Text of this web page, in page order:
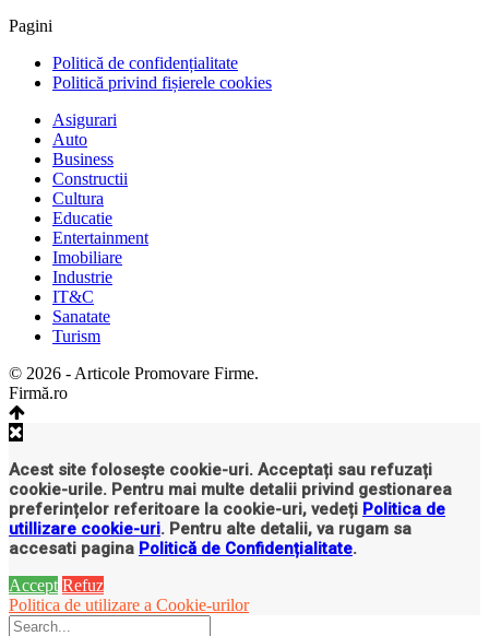
Pagini
Politică de confidențialitate
Politică privind fișierele cookies
Asigurari
Auto
Business
Constructii
Cultura
Educatie
Entertainment
Imobiliare
Industrie
IT&C
Sanatate
Turism
© 2026 - Articole Promovare Firme.
Firmă.ro
Acest site folosește cookie-uri. Acceptați sau refuzați
cookie-urile. Pentru mai multe detalii privind gestionarea
preferințelor referitoare la cookie-uri, vedeți Politica de
utillizare cookie-uri. Pentru alte detalii, va rugam sa
accesati pagina Politică de Confidențialitate.
Accept Refuz
Politica de utilizare a Cookie-urilor